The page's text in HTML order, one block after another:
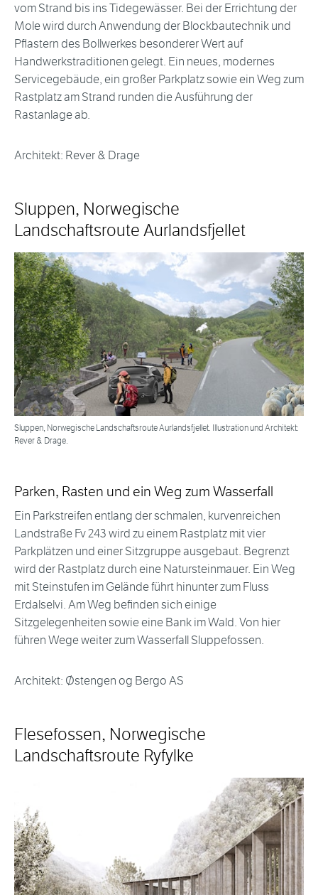
vom Strand bis ins Tidegewässer. Bei der Errichtung der
Mole wird durch Anwendung der Blockbautechnik und
Pflastern des Bollwerkes besonderer Wert auf
Handwerkstraditionen gelegt. Ein neues, modernes
Servicegebäude, ein großer Parkplatz sowie ein Weg zum
Rastplatz am Strand runden die Ausführung der
Rastanlage ab.
Architekt: Rever & Drage
Sluppen, Norwegische
Landschaftsroute Aurlandsfjellet
Sluppen, Norwegische Landschaftsroute Aurlandsfjellet. Illustration und Architekt:
Rever & Drage.
Parken, Rasten und ein Weg zum Wasserfall
Ein Parkstreifen entlang der schmalen, kurvenreichen
Landstraße Fv 243 wird zu einem Rastplatz mit vier
Parkplätzen und einer Sitzgruppe ausgebaut. Begrenzt
wird der Rastplatz durch eine Natursteinmauer. Ein Weg
mit Steinstufen im Gelände führt hinunter zum Fluss
Erdalselvi. Am Weg befinden sich einige
Sitzgelegenheiten sowie eine Bank im Wald. Von hier
führen Wege weiter zum Wasserfall Sluppefossen.
Architekt: Østengen og Bergo AS
Flesefossen, Norwegische
Landschaftsroute Ryfylke